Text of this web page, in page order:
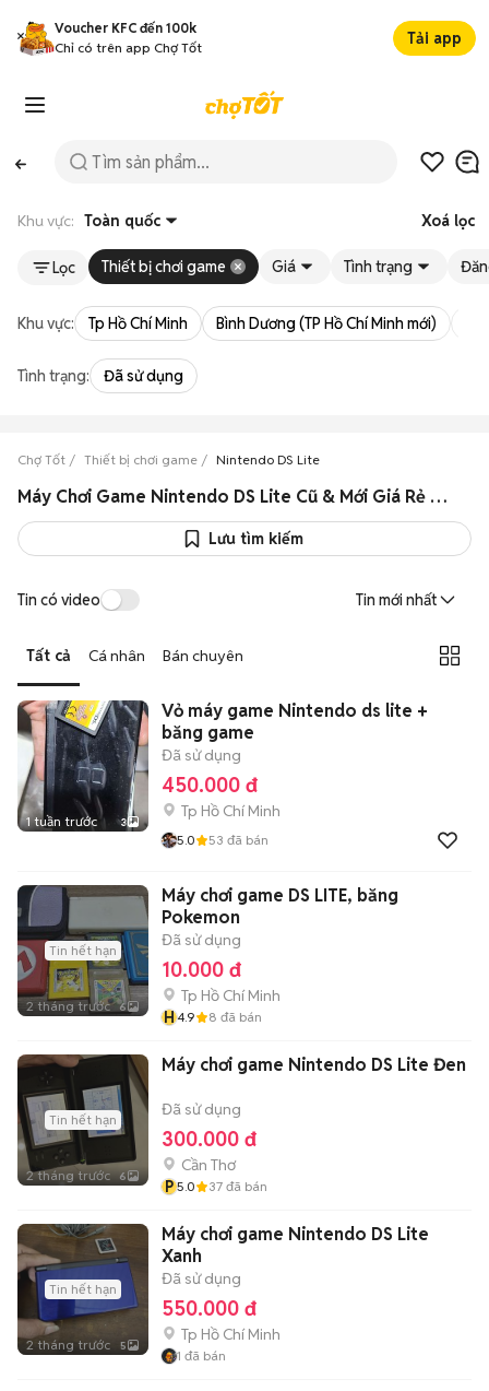
Voucher KFC đến 100k
Chỉ có trên app Chợ Tốt
Tải app
Khu vực: Toàn quốc Xoá lọc
Lọc Thiết bị chơi game Giá Tình trạng
Khu vực: Tp Hồ Chí Minh Bình Dương (TP Hồ Chí Minh mới)
Tình trạng: Đã sử dụng
Chợ Tốt Thiết bị chơi game Nintendo DS Lite
Máy Chơi Game Nintendo DS Lite Cũ & Mới Giá Rẻ 08/2026
Lưu tìm kiếm
Tin có video Tin mới nhất
Tất cả Cá nhân Bán chuyên
1 tuần trước 3
Vỏ máy game Nintendo ds lite +
băng game
Đã sử dụng
450.000 đ
Tp Hồ Chí Minh
5.0 53 đã bán
Tin hết hạn
2 tháng trước 6
Máy chơi game DS LITE, băng
Pokemon
Đã sử dụng
10.000 đ
Tp Hồ Chí Minh
H4.9 8 đã bán
Tin hết hạn
2 tháng trước 6
Máy chơi game Nintendo DS Lite Đen
Đã sử dụng
300.000 đ
Cần Thơ
P 5.0 37 đã bán
Tin hết hạn
2 tháng trước 5
Máy chơi game Nintendo DS Lite
Xanh
Đã sử dụng
550.000 đ
Tp Hồ Chí Minh
1 đã bán